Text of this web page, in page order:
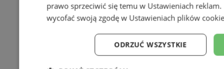
prawo sprzeciwić się temu w Ustawieniach reklam.
wycofać swoją zgodę w Ustawieniach plików cookie
ODRZUĆ WSZYSTKIE